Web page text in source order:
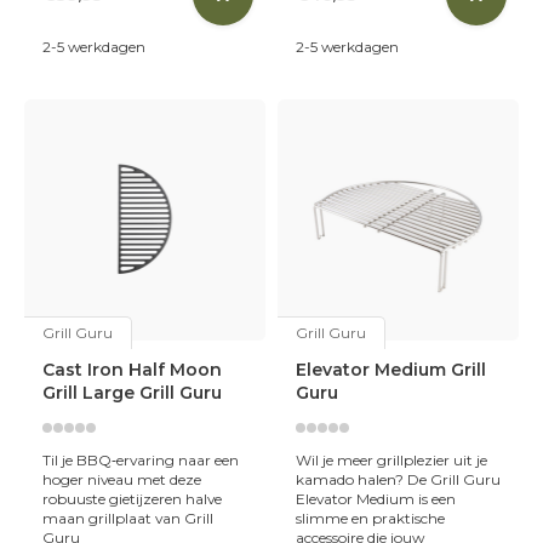
Bij Skoy Outdoor Cooking vind je verschillende
Grill Guru
kamado-modellen
Medium & Large
– Voor gezellige etentjes en veelzijdig
Elk model is robuust gebouwd, weerbestendig en
ontworpen om jarenlang buitenkookplezier te bieden.
Bovendien komt je Grill Guru vaak compleet met handige
accessoires zoals een plate setter, regenhoes en aspook.
Jouw BBQ-moment, jouw stijl
Met een Grill Guru kamado ben je klaar voor elk culinair
avontuur:high-heat grillen, low-and-slow roken,
bakken en alles daartussenin.Het keramische
materiaal zorgt voor een uitstekende isolatie en de
2-5 werkdagen 2-5 werkdagen
Grill Guru
Cast Iron Half Moon
Grill Large Grill Guru
Til je BBQ‑ervaring naar een
hoger niveau met deze
robuuste gietijzeren halve
maan grillplaat van Grill
Guru
Grill Guru
Elevator Medium Grill
Guru
Wil je meer grillplezier uit je
kamado halen? De Grill Guru
Elevator Medium is een
slimme en praktische
accessoire die jouw